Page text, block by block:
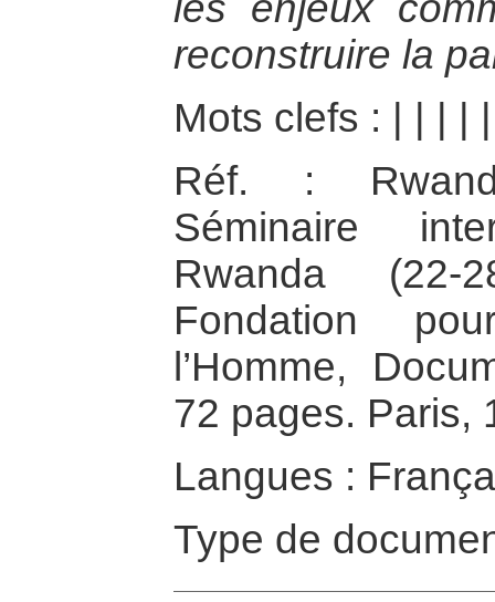
reconstruire la
Mots clefs :
Réf. :
Séminaire
Rwanda (22-
Fondation
l’Homme,
72 pages. Paris,
Langues :
Type de